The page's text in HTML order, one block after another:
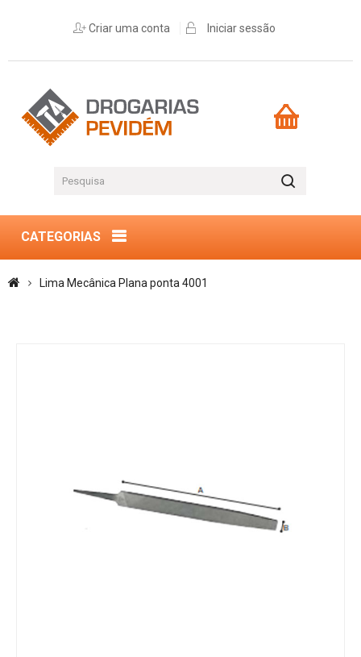
Criar uma conta Iniciar sessão
CATEGORIAS
Lima Mecânica Plana ponta 4001